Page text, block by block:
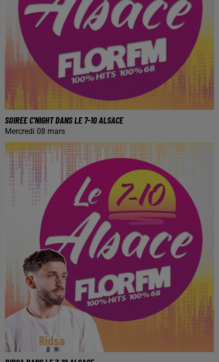
SOIREE C'NIGHT DANS LE 7-10 ALSACE
Mercredi 08 mars